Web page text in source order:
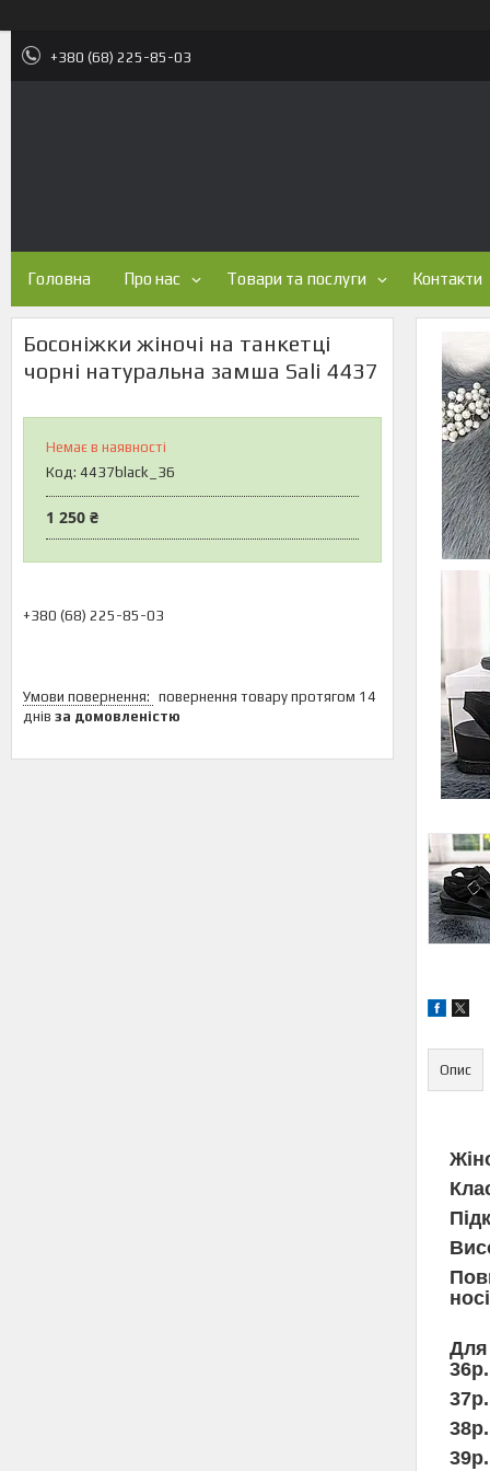
+380 (68) 225-85-03
Головна Про нас Товари та послуги Контакти
Босоніжки жіночі на танкетці
чорні натуральна замша Sali 4437
Немає в наявності
Код: 4437black_36
1 250 ₴
+380 (68) 225-85-03
повернення товару протягом 14
днів за домовленістю
Опис
Для